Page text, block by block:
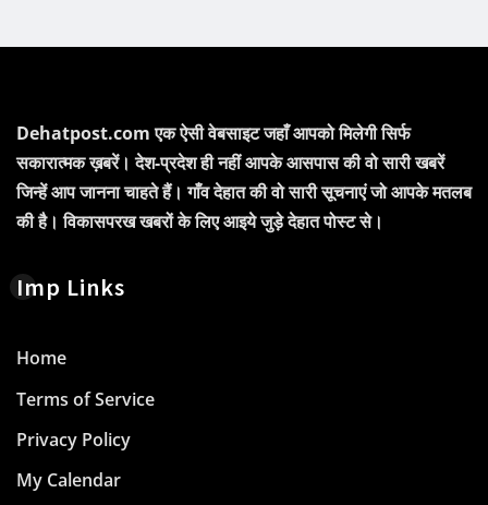
Dehatpost.com एक ऐसी वेबसाइट जहाँ आपको मिलेगी सिर्फ
सकारात्मक ख़बरें। देश-प्रदेश ही नहीं आपके आसपास की वो सारी खबरें
जिन्हें आप जानना चाहते हैं। गाँव देहात की वो सारी सूचनाएं जो आपके मतलब
की है। विकासपरख खबरों के लिए आइये जुड़े देहात पोस्ट से।
Imp Links
Home
Terms of Service
Privacy Policy
My Calendar